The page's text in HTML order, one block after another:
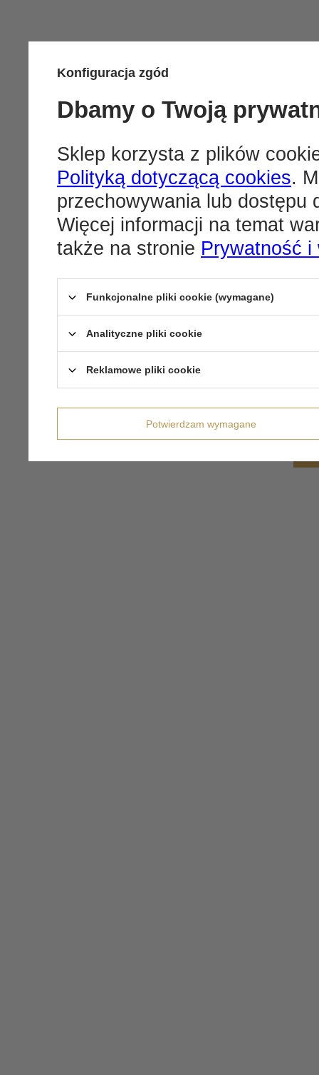
Konfiguracja zgód
Dbamy o Twoją
Sklep korzysta z plików
Polityką dotyczącą cookies.
przechowywania lub dostępu
Więcej informacji na temat
także na stronie Prywatność i
Funkcjonalne pliki cookie (wymagane)
Analityczne pliki cookie
Reklamowe pliki cookie
Potwierdzam wymagane